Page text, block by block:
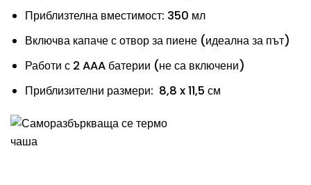
Приблизтелна вместимост: 350 мл
Включва капаче с отвор за пиене (идеална за път)
Работи с 2 AAA батерии (не са включени)
Приблизителни размери: 8,8 x 11,5 см